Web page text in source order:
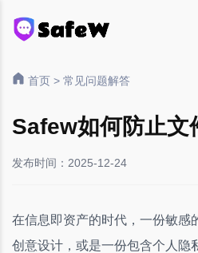
首页 > 常见问题解答
Safew如何防止文
发布时间：2025-12-24
在信息即资产的时代，一份敏感
创意设计，或是一份包含个人隐